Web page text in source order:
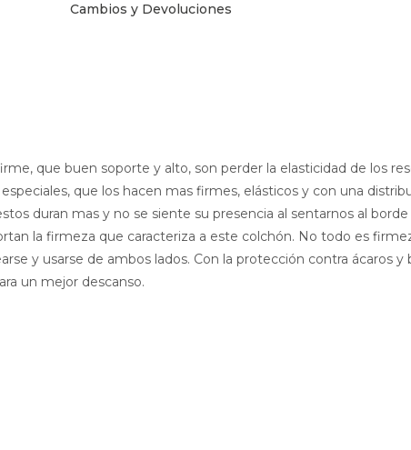
Cambios y Devoluciones
que buen soporte y alto, son perder la elasticidad de los
que los hacen mas firmes, elásticos y con una
duran mas y no se siente su presencia al sentarnos al
la firmeza que caracteriza a este colchón. No todo es
y usarse de ambos lados. Con la protección contra ácaros y
un mejor descanso.